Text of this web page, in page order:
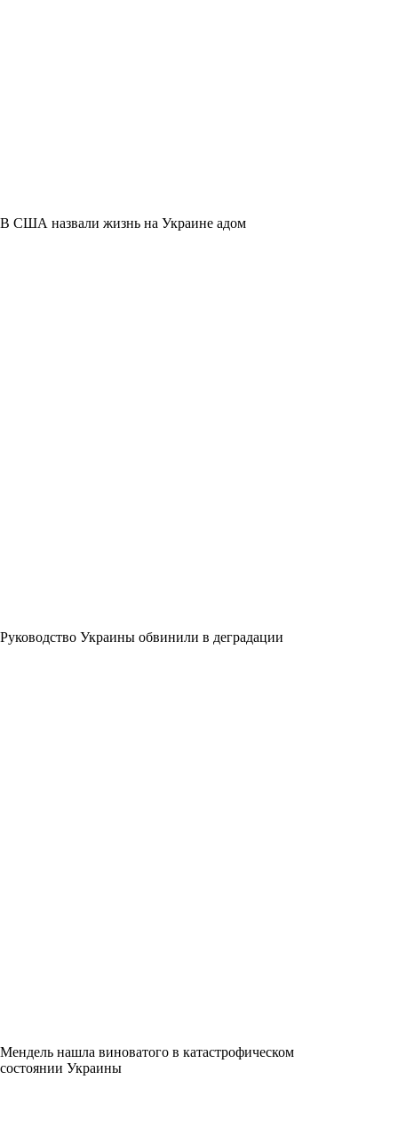
В США назвали жизнь на Украине адом
Руководство Украины обвинили в деградации
Мендель нашла виноватого в катастрофическом
состоянии Украины